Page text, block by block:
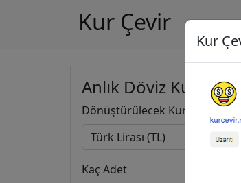
Kur Çevir
Anlık Döviz Kuru
Dönüştürülecek Kur
Kaç Adet
Kur